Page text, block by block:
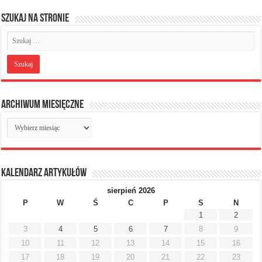
Szukaj na stronie
Archiwum miesięczne
Archiwum
miesięczne
Kalendarz artykułów
sierpień 2026
P
W Ś C P S
N
1
2
3
4 5 6 7 8
9
10
11 12 13 14 15
16
17
18 19 20 21 22
23